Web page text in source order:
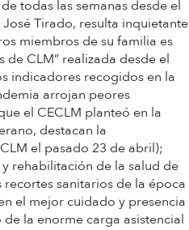
todas las semanas desde el
Tirado, resulta inquietante
miembros de su familia es
CLM” realizada desde el
indicadores recogidos en la
arrojan peores
el CECLM planteó en la
destacan la
el pasado 23 de abril);
rehabilitación de la salud de
sanitarios de la época
el mejor cuidado y presencia
la enorme carga asistencial